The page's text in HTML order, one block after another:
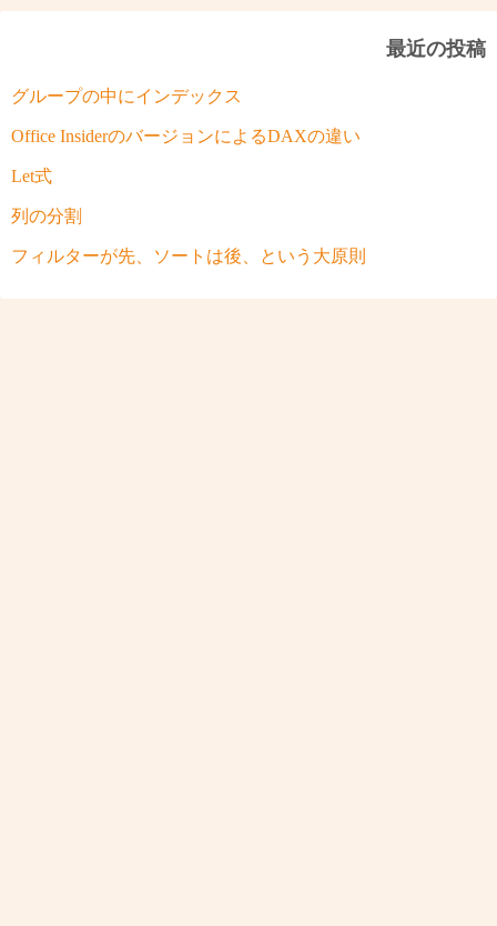
最近の投稿
グループの中にインデックス
Office InsiderのバージョンによるDAXの違い
Let式
列の分割
フィルターが先、ソートは後、という大原則